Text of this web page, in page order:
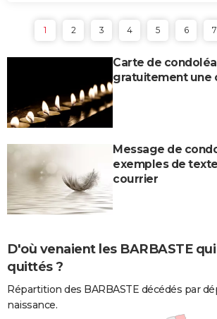
1 2 3 4 5 6 7
Carte de
gratuitement une
Message de
exemples de
courrier
D'où venaient les BARBASTE
quittés ?
Répartition des BARBASTE décédés par
naissance.